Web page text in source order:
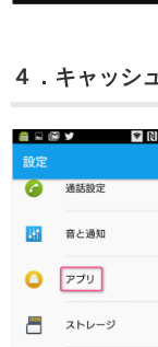
４．キャッシ